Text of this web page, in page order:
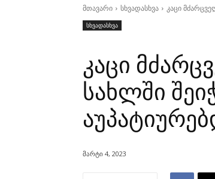
მთავარი სხვადასხვა კაცი
სხვადასხვა
კაცი
სახლში
მარტი 4, 2023